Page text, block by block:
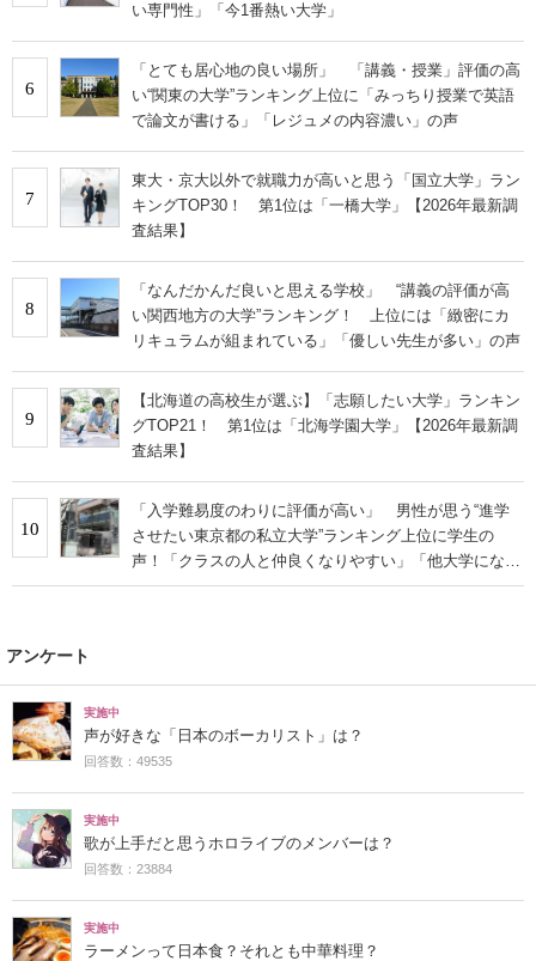
い専門性」「今1番熱い大学」
6
「とても居心地の良い場所」 「講義・授業」評価の高
い“関東の大学”ランキング上位に「みっちり授業で英語
で論文が書ける」「レジュメの内容濃い」の声
7
東大・京大以外で就職力が高いと思う「国立大学」ラン
キングTOP30！ 第1位は「一橋大学」【2026年最新調
査結果】
8
「なんだかんだ良いと思える学校」 “講義の評価が高
い関西地方の大学”ランキング！ 上位には「緻密にカ
リキュラムが組まれている」「優しい先生が多い」の声
9
【北海道の高校生が選ぶ】「志願したい大学」ランキン
グTOP21！ 第1位は「北海学園大学」【2026年最新調
査結果】
10
「入学難易度のわりに評価が高い」 男性が思う“進学
させたい東京都の私立大学”ランキング上位に学生の
声！「クラスの人と仲良くなりやすい」「他大学にない
学科も」
アンケート
実施中
声が好きな「日本のボーカリスト」は？
回答数：49535
実施中
歌が上手だと思うホロライブのメンバーは？
回答数：23884
実施中
ラーメンって日本食？それとも中華料理？